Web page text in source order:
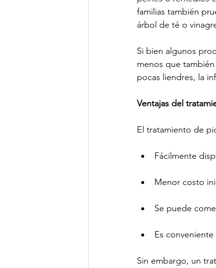
familias también
árbol de té o
Si bien algunos
menos que
pocas liendres, la
Ventajas del
El tratamiento de
Fácilmente
Menor costo
Se puede
Es
Sin embargo, un